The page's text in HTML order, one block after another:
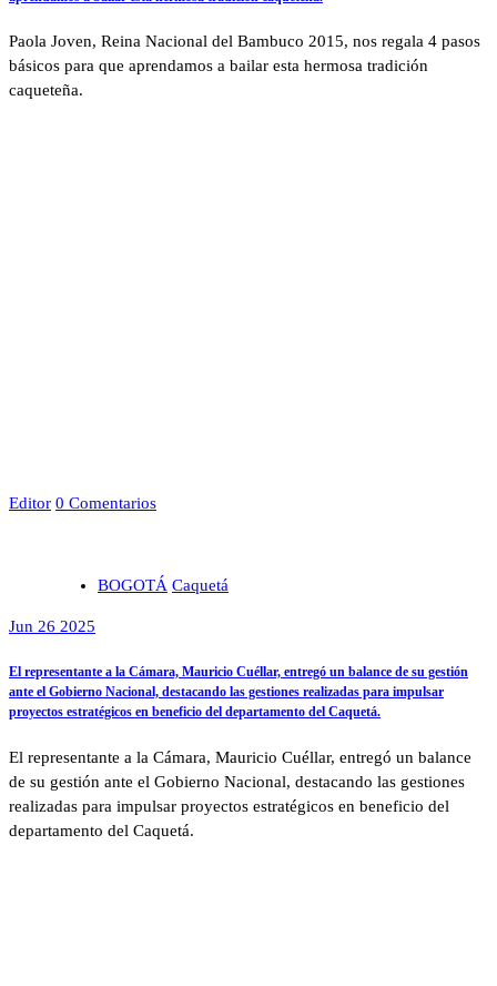
Paola Joven, Reina Nacional del Bambuco 2015, nos regala 4 pasos
básicos para que aprendamos a bailar esta hermosa tradición
caqueteña.
Editor 0 Comentarios
BOGOTÁ Caquetá
Jun 26 2025
El representante a la Cámara, Mauricio Cuéllar, entregó un balance de su gestión
ante el Gobierno Nacional, destacando las gestiones realizadas para impulsar
proyectos estratégicos en beneficio del departamento del Caquetá.
El representante a la Cámara, Mauricio Cuéllar, entregó un balance
de su gestión ante el Gobierno Nacional, destacando las gestiones
realizadas para impulsar proyectos estratégicos en beneficio del
departamento del Caquetá.